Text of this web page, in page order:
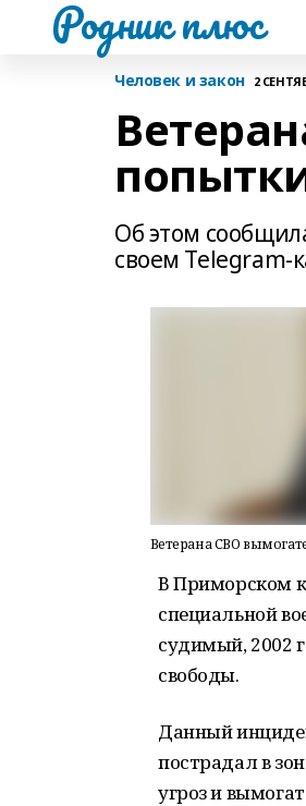
Родник плюс
Человек и закон 2
Об этом
своем Telegram-
Ветерана СВО
В Приморском
специальной
судимый, 2002
свободы.
Данный
пострадал в
угроз и